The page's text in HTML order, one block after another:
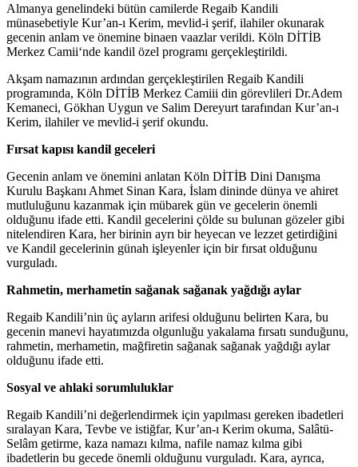
Almanya genelindeki bütün camilerde Regaib Kandili
münasebetiyle Kur’an-ı Kerim, mevlid-i şerif, ilahiler okunarak
gecenin anlam ve önemine binaen vaazlar verildi. Köln DİTİB
Merkez Camii‘nde kandil özel programı gerçekleştirildi.
Akşam namazının ardından gerçekleştirilen Regaib Kandili
programında, Köln DİTİB Merkez Camiii din görevlileri Dr.Adem
Kemaneci, Gökhan Uygun ve Salim Dereyurt tarafından Kur’an-ı
Kerim, ilahiler ve mevlid-i şerif okundu.
Fırsat kapısı kandil geceleri
Gecenin anlam ve önemini anlatan Köln DİTİB Dini Danışma
Kurulu Başkanı Ahmet Sinan Kara, İslam dininde dünya ve ahiret
mutluluğunu kazanmak için mübarek gün ve gecelerin önemli
olduğunu ifade etti. Kandil gecelerini çölde su bulunan gözeler gibi
nitelendiren Kara, her birinin ayrı bir heyecan ve lezzet getirdiğini
ve Kandil gecelerinin günah işleyenler için bir fırsat olduğunu
vurguladı.
Rahmetin, merhametin sağanak sağanak yağdığı aylar
Regaib Kandili’nin üç ayların arifesi olduğunu belirten Kara, bu
gecenin manevi hayatımızda olgunluğu yakalama fırsatı sunduğunu,
rahmetin, merhametin, mağfiretin sağanak sağanak yağdığı aylar
olduğunu ifade etti.
Sosyal ve ahlaki sorumluluklar
Regaib Kandili’ni değerlendirmek için yapılması gereken ibadetleri
sıralayan Kara, Tevbe ve istiğfar, Kur’an-ı Kerim okuma, Salâtü-
Selâm getirme, kaza namazı kılma, nafile namaz kılma gibi
ibadetlerin bu gecede önemli olduğunu vurguladı. Kara, ayrıca,